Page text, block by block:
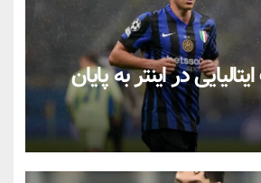
در اینتر به پایان